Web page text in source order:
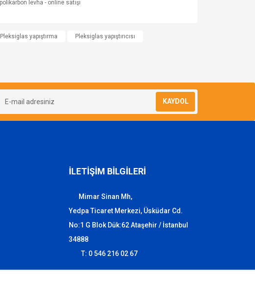
Pleksiglas yapıştırma
Pleksiglas yapıştırıcısı
KAYDOL
İLETİŞİM BİLGİLERİ
Mimar Sinan Mh,
Yedpa Ticaret Merkezi, Üsküdar Cd.
No:1 G Blok Dük:62 Ataşehir / İstanbul
34888
T: 0 546 216 02 67